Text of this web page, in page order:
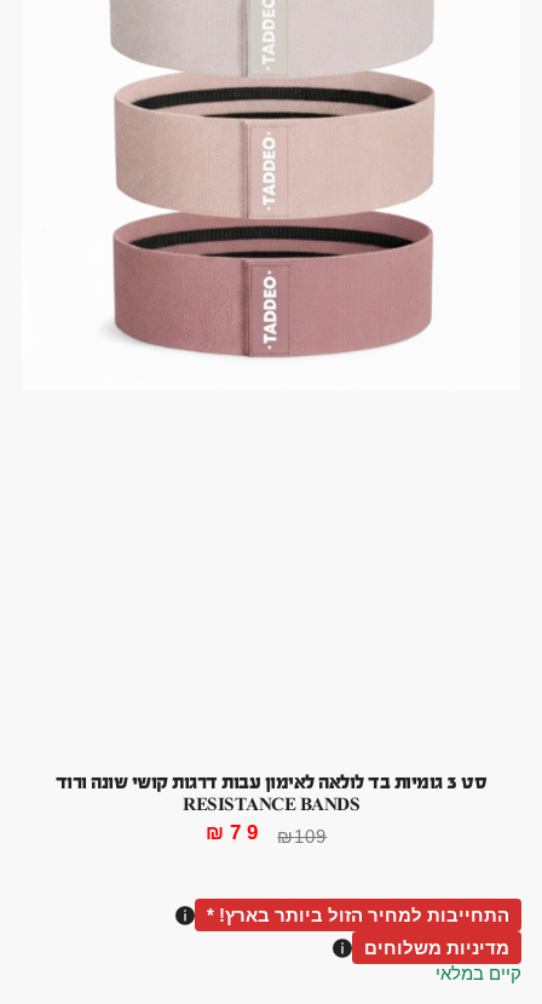
סט 3 גומיות בד לולאה לאימון עבות דרגות קושי שונה ורוד
RESISTANCE BANDS
₪109
₪79
התחייבות למחיר הזול ביותר בארץ! *
מדיניות משלוחים
קיים במלאי